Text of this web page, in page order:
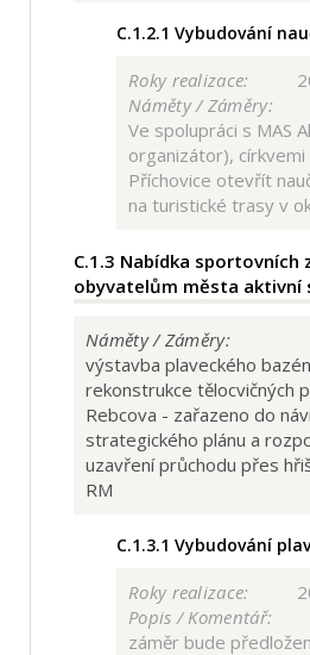
C.1.2.1 Vybudování
Roky realizace:
Náměty / Záměry:
Ve spolupráci s MAS
organizátor),
Příchovice otevřít
na turistické trasy v
C.1.3 Nabídka sportovních
obyvatelům města aktivní
Náměty / Záměry:
výstavba plaveckého
rekonstrukce tělocvičných
Rebcova - zařazeno do
strategického plánu a
uzavření průchodu přes
RM
C.1.3.1 Vybudování
Roky realizace:
Popis / Komentář:
záměr bude